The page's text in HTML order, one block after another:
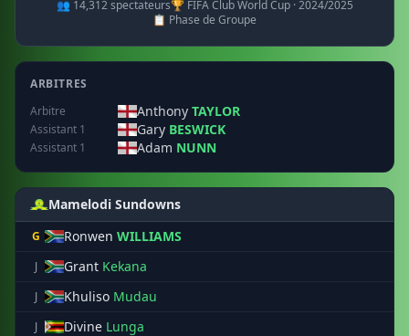
👥 14,312 spectateurs🏆 FIFA Club World Cup · 2024/2025
📋 Phase de Groupe
ARBITRES
Arbitre
Anthony TAYLOR
Assistant 1 Gary BESWICK
Assistant 1 Adam NUNN
Mamelodi Sundowns
G Ronwen WILLIAMS
J Grant Kekana
J Khuliso Mudau
J Divine Lunga